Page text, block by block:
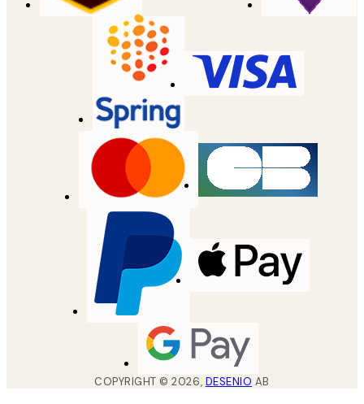
COPYRIGHT ©2026, DESENIO AB